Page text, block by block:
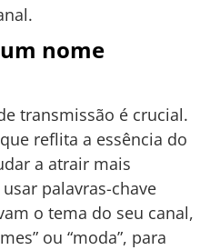
nome
transmissão é crucial.
reflita a essência do
a atrair mais
palavras-chave
o tema do seu canal,
ou “moda”, para